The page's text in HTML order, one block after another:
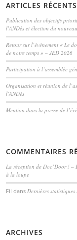
ARTICLES RÉCENTS
Publication des objectifs
l’ANDès et élection du
Retour sur l’événement « Le
de notre temps » – JED 2026
Participation à l’assemblée
Organisation et réunion de
l’ANDès
Mention dans la presse de
COMMENTAIRES
La réception de Doc’Door ! –
à la loupe
Fil dansDernières
ARCHIVES